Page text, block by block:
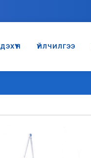
ҮЙЛЧИЛГЭЭ